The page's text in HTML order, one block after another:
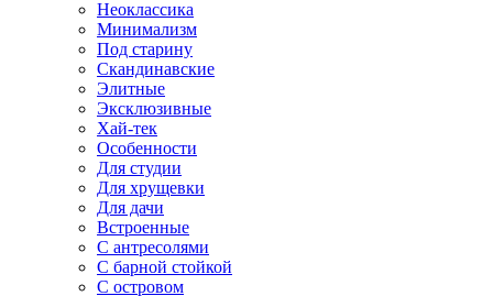
Неоклассика
Минимализм
Под старину
Скандинавские
Элитные
Эксклюзивные
Хай-тек
Особенности
Для студии
Для хрущевки
Для дачи
Встроенные
С антресолями
С барной стойкой
С островом